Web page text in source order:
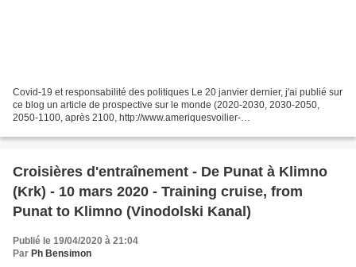
Covid-19 et responsabilité des politiques Le 20 janvier dernier, j'ai publié sur
ce blog un article de prospective sur le monde (2020-2030, 2030-2050,
2050-1100, après 2100, http://www.ameriquesvoilier-
Croisières d'entraînement - De Punat à Klimno
(Krk) - 10 mars 2020 - Training cruise, from
Punat to Klimno (Vinodolski Kanal)
Publié le 19/04/2020 à 21:04
Par Ph Bensimon